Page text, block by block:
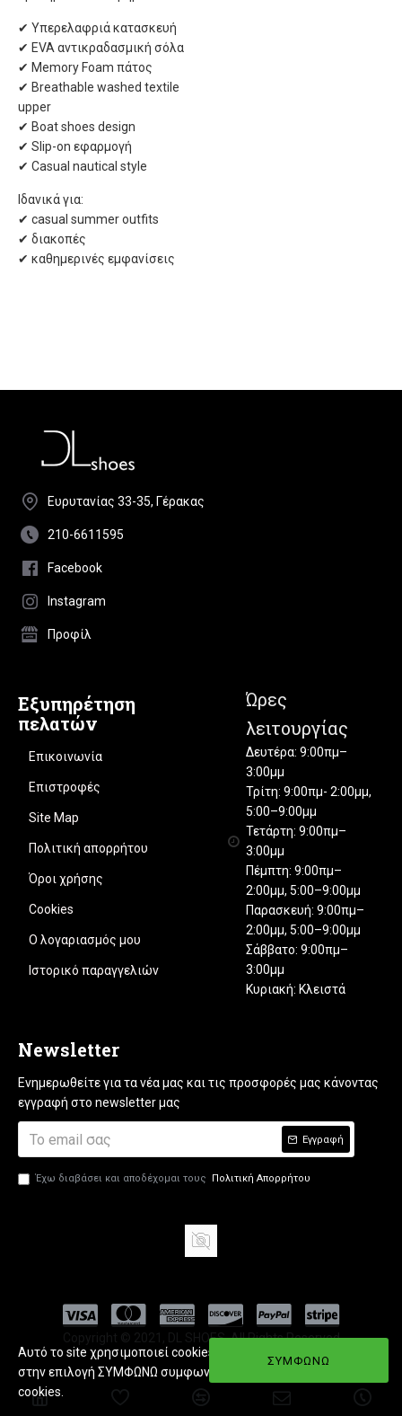
✔ Υπερελαφριά κατασκευή
✔ EVA αντικραδασμική σόλα
✔ Memory Foam πάτος
✔ Breathable washed textile
upper
✔ Boat shoes design
✔ Slip-on εφαρμογή
✔ Casual nautical style
Ιδανικά για:
✔ casual summer outfits
✔ διακοπές
✔ καθημερινές εμφανίσεις
Ευρυτανίας 33-35, Γέρακας
210-6611595
Facebook
Instagram
Προφίλ
Εξυπηρέτηση
πελατών
Επικοινωνία
Επιστροφές
Site Map
Πολιτική απορρήτου
Όροι χρήσης
Cookies
Ο λογαριασμός μου
Ιστορικό παραγγελιών
Ώρες
λειτουργίας
Δευτέρα: 9:00πμ–
3:00μμ
Τρίτη: 9:00πμ- 2:00μμ,
5:00–9:00μμ
Τετάρτη: 9:00πμ–
3:00μμ
Πέμπτη: 9:00πμ–
2:00μμ, 5:00–9:00μμ
Παρασκευή: 9:00πμ–
2:00μμ, 5:00–9:00μμ
Σάββατο: 9:00πμ–
3:00μμ
Κυριακή: Κλειστά
Newsletter
Ενημερωθείτε για τα νέα μας και τις προσφορές μας κάνοντας
εγγραφή στο newsletter μας
Εγγραφή
Έχω διαβάσει και αποδέχομαι τους Πολιτική Απορρήτου
Copyright © 2021, DL SHOES, All Rights Reserved
ΣΥΜΦΩΝΩ
Αυτό το site χρησιμοποιεί cookies. Εφόσον πατήσετε
στην επιλογή ΣΥΜΦΩΝΩ συμφωνείτε με την χρήση
cookies.